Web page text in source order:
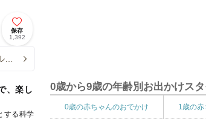
保存
1,392
、楽し
する科学
0歳から9歳の年齢別お出かけス
0歳の赤ちゃんのおでかけ 1歳の